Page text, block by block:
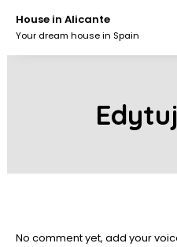
content.
House in Alicante
Your dream house in Spain
No comment yet, add your